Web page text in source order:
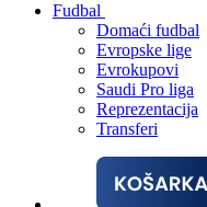
Fudbal
Domaći fudbal
Evropske lige
Evrokupovi
Saudi Pro liga
Reprezentacija
Transferi